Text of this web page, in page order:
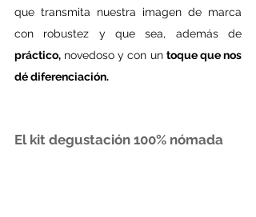
que transmita nuestra imagen de marca
práctico, novedoso y con un toque que nos
dé diferenciación.
El kit degustación 100% nómada